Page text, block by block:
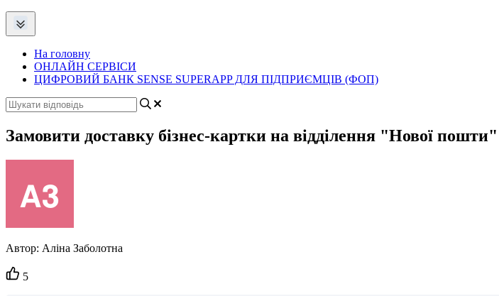
На головну
ОНЛАЙН СЕРВІСИ
ЦИФРОВИЙ БАНК SENSE SUPERAPP ДЛЯ ПІДПРИЄМЦІВ (ФОП)
Замовити доставку бізнес-картки на відділення "Нової
Автор: Аліна Заболотна
Кількість
вподобайок:
5